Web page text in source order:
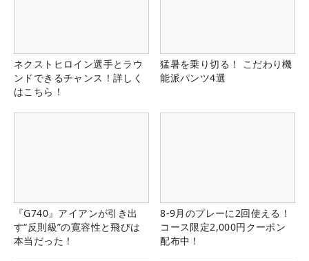
ネクストヒロイン選手とラウ
ンドできるチャンス！詳しく
はこちら！
猛暑を乗り切る！ こだわり機
能派パンツ4選
『G740』アイアンが引き出
す“反則級”の寛容性と飛びは
本当だった！
8-9月のプレーに2回使える！
コース限定2,000円クーポン
配布中！